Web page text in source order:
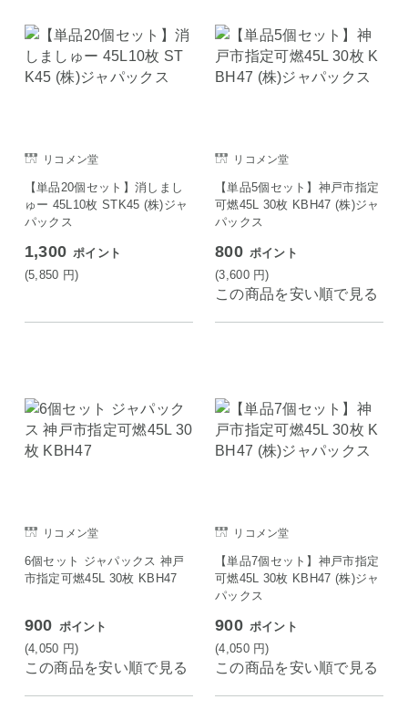
リコメン堂
【単品20個セット】消しまし
ゅー 45L10枚 STK45 (株)ジャ
パックス
1,300 ポイント
(5,850 円)
リコメン堂
【単品5個セット】神戸市指定
可燃45L 30枚 KBH47 (株)ジャ
パックス
800 ポイント
(3,600 円)
この商品を安い順で見る
リコメン堂
6個セット ジャパックス 神戸
市指定可燃45L 30枚 KBH47
900 ポイント
(4,050 円)
この商品を安い順で見る
リコメン堂
【単品7個セット】神戸市指定
可燃45L 30枚 KBH47 (株)ジャ
パックス
900 ポイント
(4,050 円)
この商品を安い順で見る